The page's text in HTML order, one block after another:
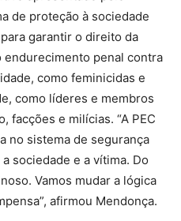
de proteção à sociedade
garantir o direito da
endurecimento penal contra
como feminicidas e
como líderes e membros
facções e milícias. “A PEC
no sistema de segurança
sociedade e a vítima. Do
Vamos mudar a lógica
afirmou Mendonça.